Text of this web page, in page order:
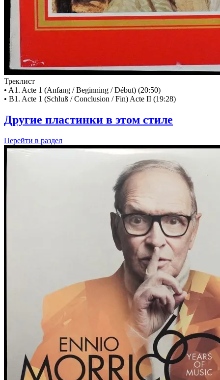
Треклист
• A1. Acte 1 (Anfang / Beginning / Début) (20:50)
• B1. Acte 1 (Schluß / Conclusion / Fin) Acte II (19:28)
Другие пластинки в этом стиле
Перейти в раздел